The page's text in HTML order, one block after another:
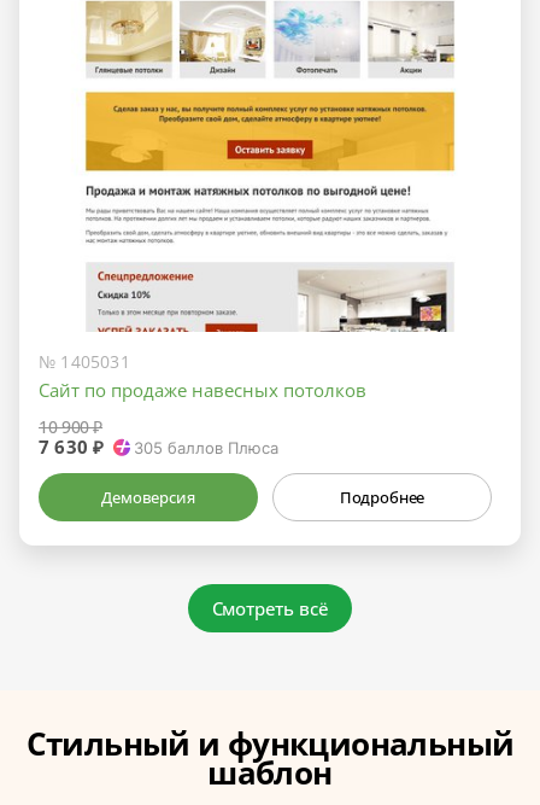
№ 1405031
Сайт по продаже навесных потолков
10 900 ₽
7 630 ₽ 305 баллов Плюса
Демоверсия Подробнее
Смотреть всё
Стильный и функциональный
шаблон